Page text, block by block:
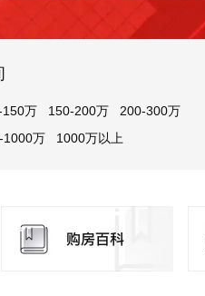
150万 150-200万
200-300万
1000万 1000万以上